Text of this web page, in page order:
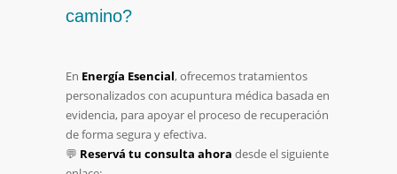
camino?
En Energía Esencial, ofrecemos tratamientos
personalizados con acupuntura médica basada en
evidencia, para apoyar el proceso de recuperación
de forma segura y efectiva.
💬 Reservá tu consulta ahora desde el siguiente